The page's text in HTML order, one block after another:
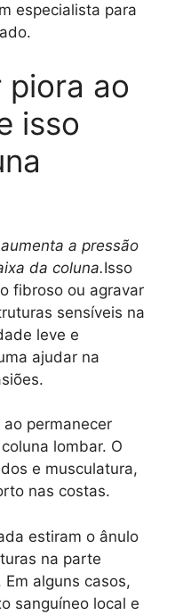
especialista para
piora ao
isso
a pressão
da coluna.Isso
fibroso ou agravar
sensíveis na
leve e
ajudar na
ao permanecer
lombar. O
e musculatura,
nas costas.
estiram o ânulo
na parte
alguns casos,
sanguíneo local e